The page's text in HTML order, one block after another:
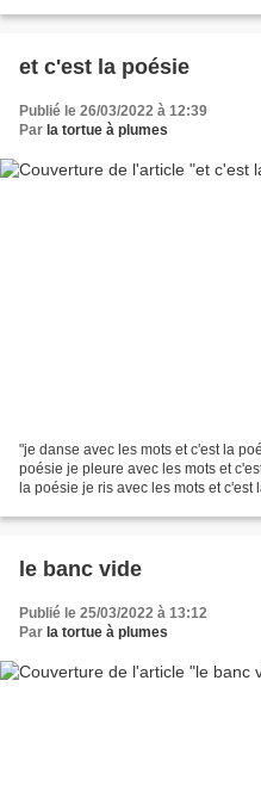
et c'est la poésie
Publié le 26/03/2022 à 12:39
Par la tortue à plumes
"je danse avec les mots et c'est la
poésie je pleure avec les mots et
la poésie je ris avec les mots et
le banc vide
Publié le 25/03/2022 à 13:12
Par la tortue à plumes